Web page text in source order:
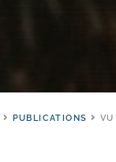
PUBLICATIONS